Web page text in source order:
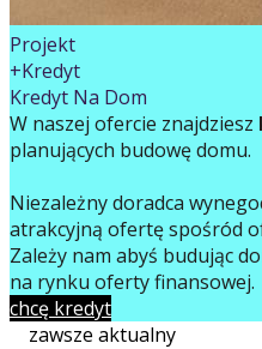
Projekt
+Kredyt
Kredyt Na Dom
W naszej ofercie znajdziesz
planujących budowę domu.
Niezależny doradca
atrakcyjną ofertę spośród
Zależy nam abyś budując
na rynku oferty finansowej.
chcę kredyt
zawsze aktualny